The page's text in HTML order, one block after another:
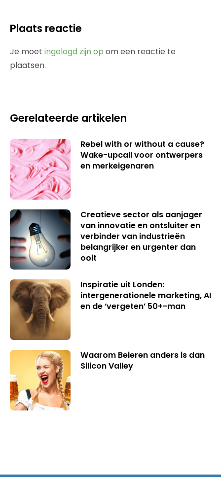
Plaats reactie
Je moet ingelogd zijn op om een reactie te
plaatsen.
Gerelateerde artikelen
Rebel with or without a cause?
Wake-upcall voor ontwerpers
en merkeigenaren
Creatieve sector als aanjager
van innovatie en ontsluiter en
verbinder van industrieën
belangrijker en urgenter dan
ooit
Inspiratie uit Londen:
intergenerationele marketing, AI
en de ‘vergeten’ 50+-man
Waarom Beieren anders is dan
Silicon Valley